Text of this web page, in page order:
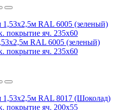
RAL 6005 (зеленый)
покрытие яч. 235х60